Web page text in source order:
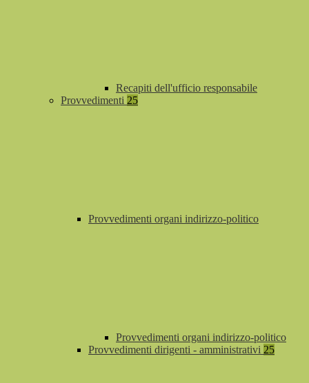
Recapiti dell'ufficio responsabile
Provvedimenti 25
Provvedimenti organi indirizzo-politico
Provvedimenti organi indirizzo-politico
Provvedimenti dirigenti - amministrativi 25